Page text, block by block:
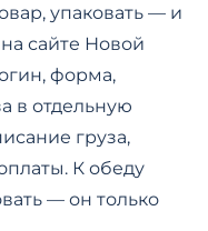
упаковать — и
сайте Новой
форма,
в отдельную
груза,
К обеду
— он только